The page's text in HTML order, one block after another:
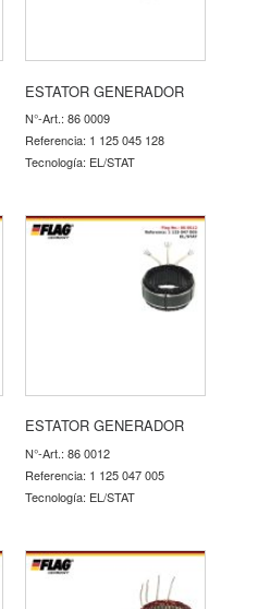
ESTATOR GENERADOR
N°-Art.: 86 0009
Referencia: 1 125 045 128
Tecnología: EL/STAT
ESTATOR GENERADOR
N°-Art.: 86 0012
Referencia: 1 125 047 005
Tecnología: EL/STAT